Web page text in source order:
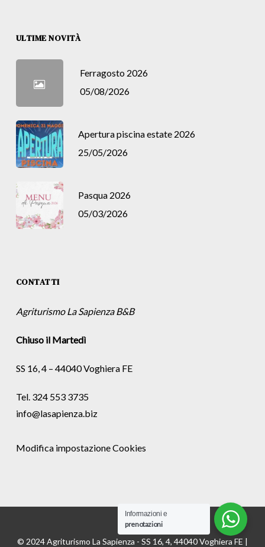
ULTIME NOVITÀ
Ferragosto 2026
05/08/2026
Apertura piscina estate 2026
25/05/2026
Pasqua 2026
05/03/2026
CONTATTI
Agriturismo La Sapienza B&B
Chiuso il Martedì
SS 16, 4 – 44040 Voghiera FE
Tel. 324 553 3735
info@lasapienza.biz
Modifica impostazione Cookies
© 2024 Agriturismo La Sapienza - SS 16, 4, 44040 Voghiera FE |
Informazioni e
prenotazioni